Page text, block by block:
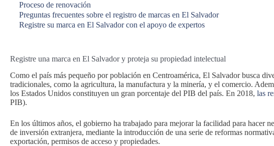
Proceso de renovación
Preguntas frecuentes sobre el registro de marcas en El Salvador
Registre su marca en El Salvador con el apoyo de expertos
Registre una marca en El Salvador y proteja su propiedad intelectual
Como el país más pequeño por población en Centroamérica, El Salvador busca
tradicionales, como la agricultura, la manufactura y la minería, y el comercio.
los Estados Unidos constituyen un gran porcentaje del PIB del país. En 2018, las
PIB).
En los últimos años, el gobierno ha trabajado para mejorar la facilidad para hacer
de inversión extranjera, mediante la introducción de una serie de reformas
exportación, permisos de acceso y propiedades.